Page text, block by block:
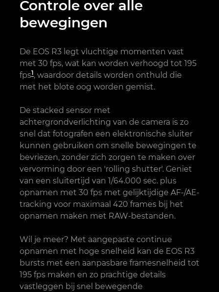
Controle over alle
bewegingen
De EOS R3 legt vluchtige momenten vast
met 30 fps, wat kan worden verhoogd tot 195
fps1, waardoor details worden onthuld die
met het blote oog worden gemist.
De stacked sensor met
achtergrondverlichting van de camera is zo
snel dat fotografen een elektronische sluiter
kunnen gebruiken om snelle bewegingen te
bevriezen, zonder zich zorgen te maken over
vervorming door een 'rolling shutter'. Geniet
van een sluitertijd van 1/64.000 sec. plus
opnamen met 30 fps met gelijktijdige AF-/AE-
tracking voor maximaal 420 frames bij het
opnamen maken met RAW-bestanden.
Wil je meer? Met aangepaste continue
opnamen met hoge snelheid kan de EOS R3
bursts met een aanpasbare framesnelheid tot
195 fps maken en zo prachtige details
vastleggen bij snel bewegende